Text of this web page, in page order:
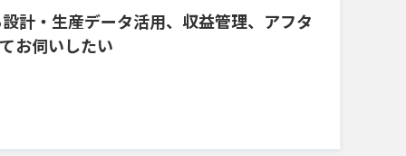
計・生産データ活用、収益管理、アフタ
お伺いしたい